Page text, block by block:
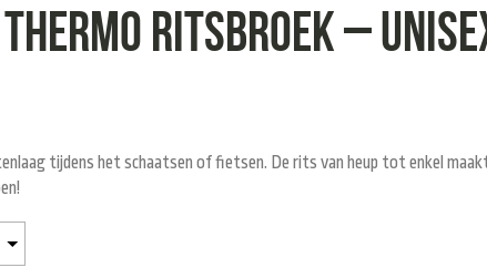
Ritsbroek –
tijdens het schaatsen of fietsen. De rits van heup tot enkel